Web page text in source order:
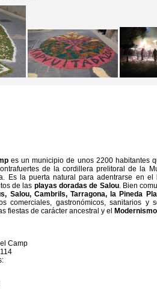
es un municipio de unos 2200 habitantes
de la cordillera prelitoral de la
Es la puerta natural para adentrarse en el
de las playas doradas de Salou. Bien
Salou, Cambrils, Tarragona, la Pineda
comerciales, gastronómicos, sanitarios y
fiestas de carácter ancestral y el Modernismo
Camp